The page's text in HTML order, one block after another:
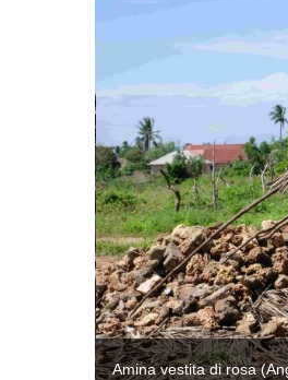
Amina vestita di rosa